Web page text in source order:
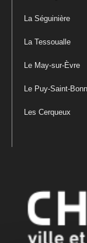
La Séguinière
La Tessoualle
Le May-sur-Èvre
Le Puy-Saint-
Les Cerqueux